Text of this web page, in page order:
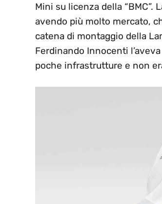
Mini su licenza della
avendo più molto mercato,
catena di montaggio della
Ferdinando Innocenti
poche infrastrutture e non